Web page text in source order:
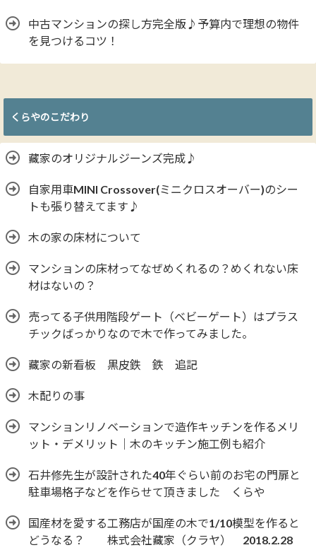
中古マンションの探し方完全版♪予算内で理想の物件
を見つけるコツ！
くらやのこだわり
藏家のオリジナルジーンズ完成♪
自家用車MINI Crossover(ミニクロスオーバー)のシー
トも張り替えてます♪
木の家の床材について
マンションの床材ってなぜめくれるの？めくれない床
材はないの？
売ってる子供用階段ゲート（ベビーゲート）はプラス
チックばっかりなので木で作ってみました。
藏家の新看板 黒皮鉄 鉄 追記
木配りの事
マンションリノベーションで造作キッチンを作るメリ
ット・デメリット｜木のキッチン施工例も紹介
石井修先生が設計された40年ぐらい前のお宅の門扉と
駐車場格子などを作らせて頂きました くらや
国産材を愛する工務店が国産の木で1/10模型を作ると
どうなる？ 株式会社藏家（クラヤ） 2018.2.28